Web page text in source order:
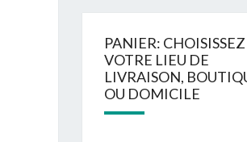
PANIER: CHOISISSEZ
VOTRE LIEU DE
LIVRAISON,
OU DOMICILE